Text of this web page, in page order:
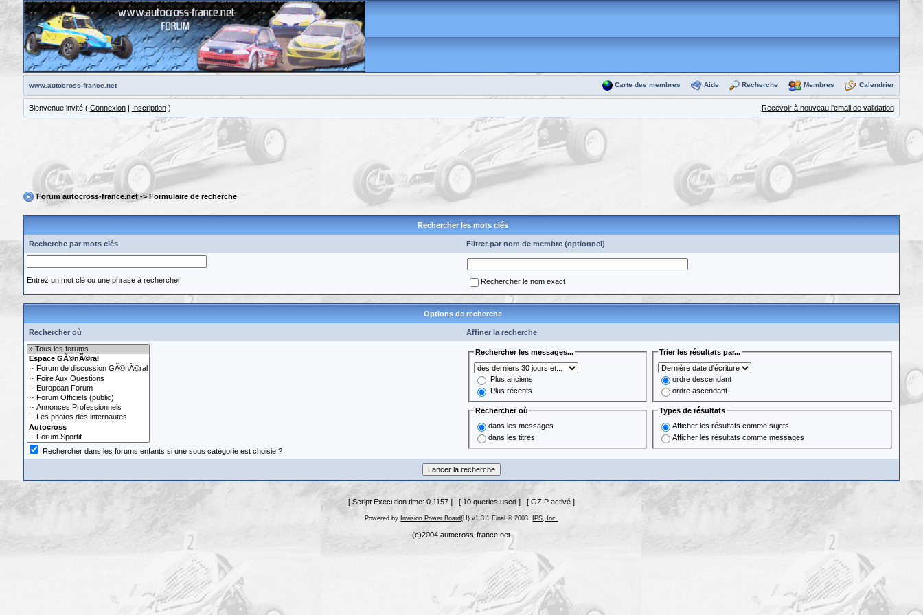
www.autocross-france.net Carte des membres Aide Recherche Membres Calendrier
Bienvenue invité ( Connexion| Inscription) Recevoir à nouveau l'email de validation
Forum autocross-france.net-> Formulaire de recherche
Rechercher les mots clés
Recherche par mots clés Filtrer par nom de membre (optionnel)
Entrez un mot clé ou une phrase à rechercher Rechercher le nom exact
Options de recherche
Rechercher où Affiner la recherche
Rechercher dans les forums enfants si une sous catégorie est choisie ?
Rechercher les messages...
Plus anciens
Plus récents
Trier les résultats par...
ordre descendant
ordre ascendant
Rechercher où
dans les messages
dans les titres
Types de résultats
Afficher les résultats comme sujets
Afficher les résultats comme messages
[ Script Execution time: 0.1157 ] [ 10 queries used ] [ GZIP activé ]
Powered by Invision Power Board(U) v1.3.1 Final © 2003 IPS, Inc.
(c)2004 autocross-france.net